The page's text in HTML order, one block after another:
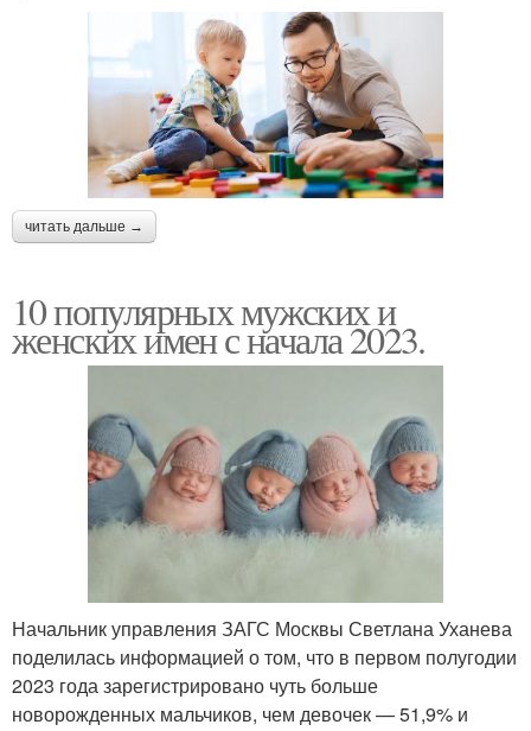
читать дальше →
10 популярных мужских и
женских имен с начала 2023.
Начальник управления ЗАГС Москвы Светлана Уханева
поделилась информацией о том, что в первом полугодии
2023 года зарегистрировано чуть больше
новорожденных мальчиков, чем девочек — 51,9% и